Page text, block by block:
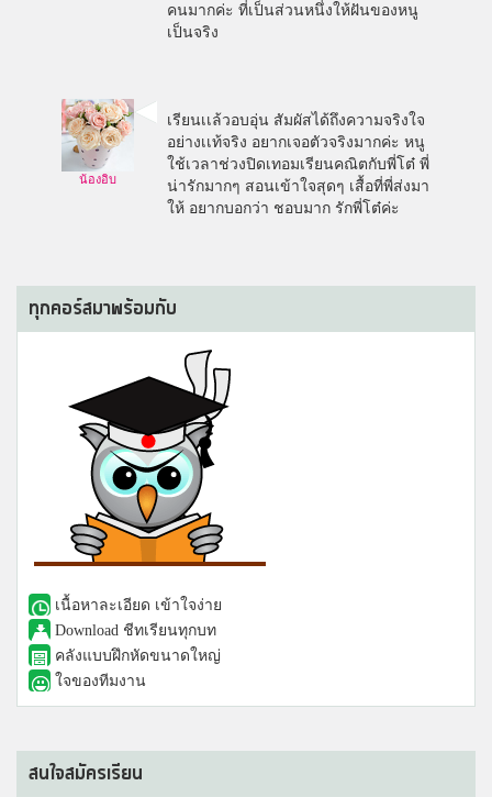
คนมากค่ะ ที่เป็นส่วนหนึ่งให้ฝันของหนู
เป็นจริง
น้องอิบ
เรียนเเล้วอบอุ่น สัมผัสได้ถึงความจริงใจ
อย่างเเท้จริง อยากเจอตัวจริงมากค่ะ หนู
ใช้เวลาช่วงปิดเทอมเรียนคณิตกับพี่โต๋ พี่
น่ารักมากๆ สอนเข้าใจสุดๆ เสื้อที่พี่ส่งมา
ให้ อยากบอกว่า ชอบมาก รักพี่โต๋ค่ะ
ทุกคอร์สมาพร้อมกับ
เนื้อหาละเอียด เข้าใจง่าย
Download ชีทเรียนทุกบท
คลังแบบฝึกหัดขนาดใหญ่
ใจของทีมงาน
สนใจสมัครเรียน